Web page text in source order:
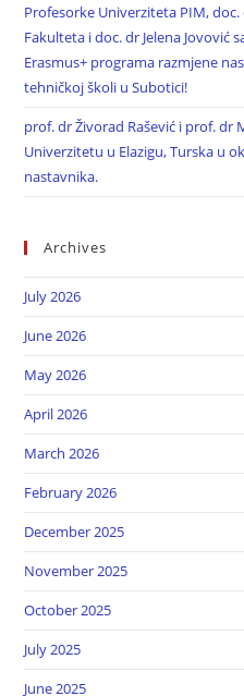
Profesorke Univerziteta PIM,
Fakulteta i doc. dr Jelena Jovović
Erasmus+ programa razmjene
tehničkoj školi u Subotici!
prof. dr Živorad Rašević i prof. dr
Univerzitetu u Elazigu, Turska u
nastavnika.
Archives
July 2026
June 2026
May 2026
April 2026
March 2026
February 2026
December 2025
November 2025
October 2025
July 2025
June 2025